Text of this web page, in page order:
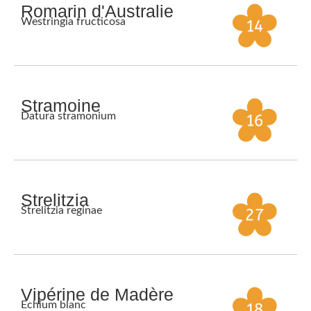
Romarin d'Australie
Westringia fructicosa
Stramoine
Datura stramonium
Strelitzia
Strelitzia reginae
Vipérine de Madère
Echium blanc